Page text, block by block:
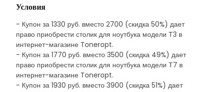
Условия
- Купон за 1330 руб. вместо 2700 (скидка 50%) дает
право приобрести столик для ноутбука модели Т3 в
интернет-магазине Toneropt.
- Купон за 1770 руб. вместо 3500 (скидка 49%) дает
право приобрести столик для ноутбука модели Т7 в
интернет-магазине Toneropt.
- Купон за 1930 руб. вместо 3900 (скидка 51%) дает